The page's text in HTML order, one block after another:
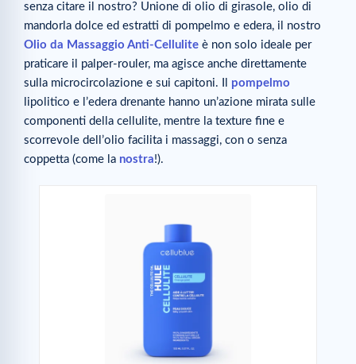
senza citare il nostro? Unione di olio di girasole, olio di
mandorla dolce ed estratti di pompelmo e edera, il nostro
Olio da Massaggio Anti-Cellulite è non solo ideale per
praticare il palper-rouler, ma agisce anche direttamente
sulla microcircolazione e sui capitoni. Il pompelmo
lipolitico e l’edera drenante hanno un’azione mirata sulle
componenti della cellulite, mentre la texture fine e
scorrevole dell’olio facilita i massaggi, con o senza
coppetta (come la nostra!).